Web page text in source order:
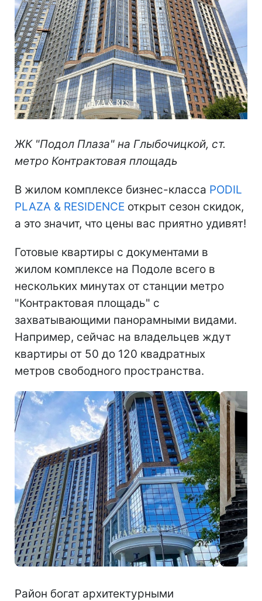
ЖК "Подол Плаза" на Глыбочицкой, ст.
метро Контрактовая площадь
В жилом комплексе бизнес-класса PODIL
PLAZA & RESIDENCE открыт сезон скидок,
а это значит, что цены вас приятно удивят!
Готовые квартиры с документами в
жилом комплексе на Подоле всего в
нескольких минутах от станции метро
"Контрактовая площадь" с
захватывающими панорамными видами.
Например, сейчас на владельцев ждут
квартиры от 50 до 120 квадратных
метров свободного пространства.
Район богат архитектурными